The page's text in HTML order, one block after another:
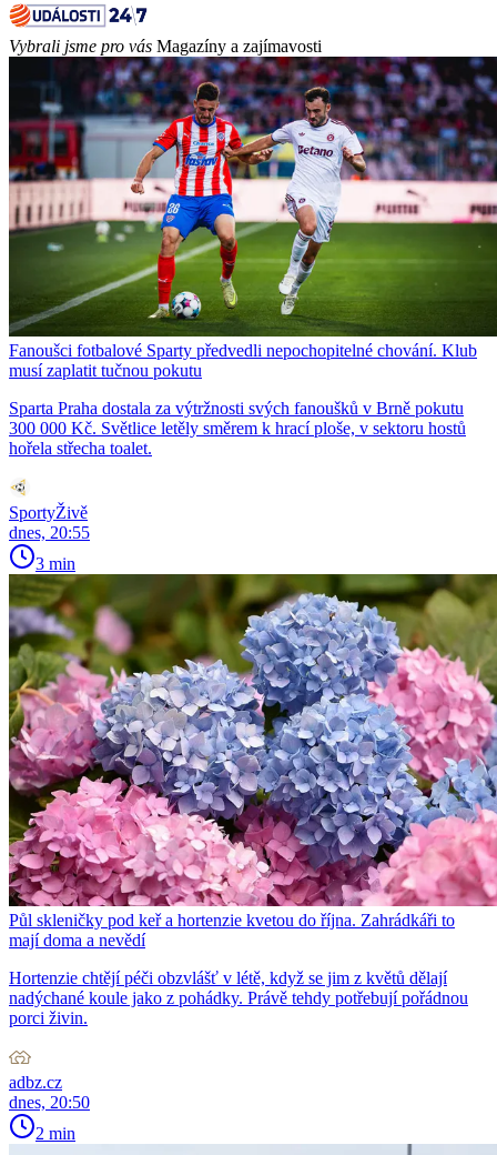
Vybrali jsme pro vás Magazíny a zajímavosti
Fanoušci fotbalové Sparty předvedli nepochopitelné chování. Klub
musí zaplatit tučnou pokutu
Sparta Praha dostala za výtržnosti svých fanoušků v Brně pokutu
300 000 Kč. Světlice letěly směrem k hrací ploše, v sektoru hostů
hořela střecha toalet.
SportyŽivě
dnes, 20:55
3 min
Půl skleničky pod keř a hortenzie kvetou do října. Zahrádkáři to
mají doma a nevědí
Hortenzie chtějí péči obzvlášť v létě, když se jim z květů dělají
nadýchané koule jako z pohádky. Právě tehdy potřebují pořádnou
porci živin.
adbz.cz
dnes, 20:50
2 min